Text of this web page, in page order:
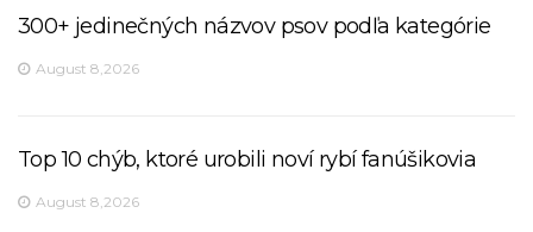
300+ jedinečných názvov psov podľa kategórie
August 8,2026
Top 10 chýb, ktoré urobili noví rybí fanúšikovia
August 8,2026